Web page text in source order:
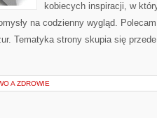
kobiecych inspiracji, w
na codzienny wygląd.
Tematyka strony skupia się
A ZDROWIE